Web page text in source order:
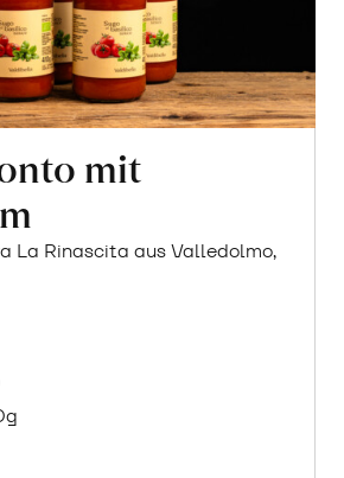
mit
La Rinascita aus Valledolmo,